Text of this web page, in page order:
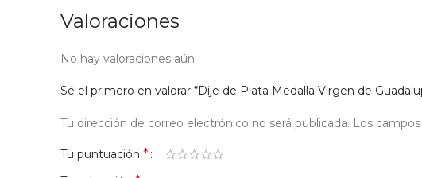
Valoraciones
No hay valoraciones aún.
Sé el primero en valorar “Dije de Plata Medalla Virgen de
Tu dirección de correo electrónico no será publicada. Los
Tu puntuación *